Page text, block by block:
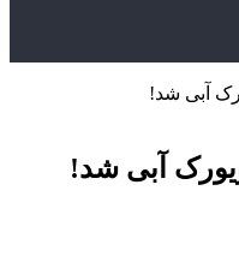
آبی شد!
آبی شد!